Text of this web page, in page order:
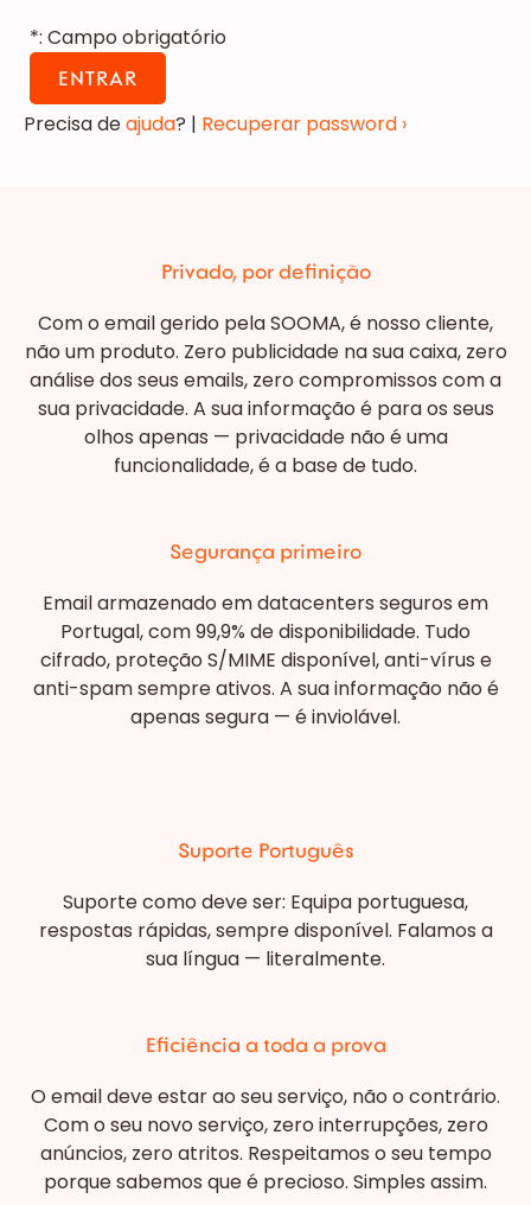
*: Campo obrigatório
Precisa deajuda? | Recuperar password ›
Privado, por definição
Com o email gerido pela SOOMA, é nosso cliente,
não um produto. Zero publicidade na sua caixa, zero
análise dos seus emails, zero compromissos com a
sua privacidade. A sua informação é para os seus
olhos apenas — privacidade não é uma
funcionalidade, é a base de tudo.
Segurança primeiro
Email armazenado em datacenters seguros em
Portugal, com 99,9% de disponibilidade. Tudo
cifrado, proteção S/MIME disponível, anti-vírus e
anti-spam sempre ativos. A sua informação não é
apenas segura — é inviolável.
Suporte Português
Suporte como deve ser: Equipa portuguesa,
respostas rápidas, sempre disponível. Falamos a
sua língua — literalmente.
Eficiência a toda a prova
O email deve estar ao seu serviço, não o contrário.
Com o seu novo serviço, zero interrupções, zero
anúncios, zero atritos. Respeitamos o seu tempo
porque sabemos que é precioso. Simples assim.